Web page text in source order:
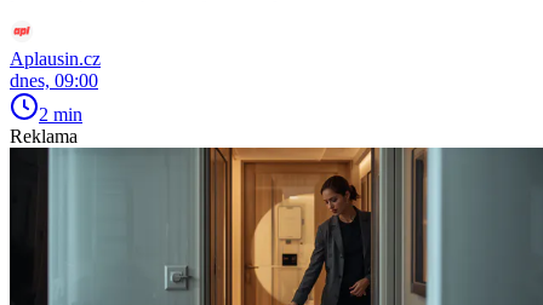
Aplausin.cz
dnes, 09:00
2 min
Reklama